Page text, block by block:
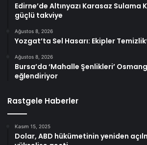
Edirne’de Altınyazı Karasaz Sulama
güçlü takviye
Ağustos 8, 2026
Yozgat’ta Sel Hasarı: Ekipler
Ağustos 8, 2026
Bursa’da ‘Mahalle Şenlikleri’
eğlendiriyor
Rastgele Haberler
Kasım 15, 2025
Dolar, ABD hükümetinin yeniden